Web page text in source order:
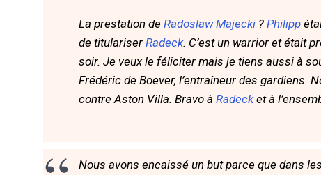
La prestation de Radoslaw Majecki ? Philipp
de titulariser Radeck. C’est un warrior et était
soir. Je veux le féliciter mais je tiens aussi à
Frédéric de Boever, l’entraîneur des gardiens.
contre Aston Villa. Bravo à Radecket à
Nous avons encaissé un but parce que dans